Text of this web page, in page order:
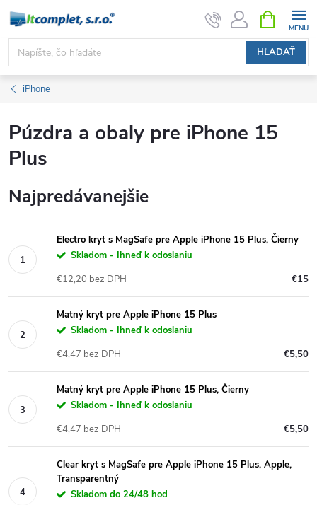
Prejsť
obsah
HĽADAŤ
KOŠÍK
iPhone
Púzdra a obaly pre iPhone 15
Plus
Najpredávanejšie
Electro kryt s MagSafe pre Apple iPhone 15 Plus, Čierny
Skladom - Ihneď k odoslaniu
€15
€12,20 bez DPH
Matný kryt pre Apple iPhone 15 Plus
Skladom - Ihneď k odoslaniu
€5,50
€4,47 bez DPH
Matný kryt pre Apple iPhone 15 Plus, Čierny
Skladom - Ihneď k odoslaniu
€5,50
€4,47 bez DPH
Clear kryt s MagSafe pre Apple iPhone 15 Plus, Apple,
Transparentný
Skladom do 24/48 hod